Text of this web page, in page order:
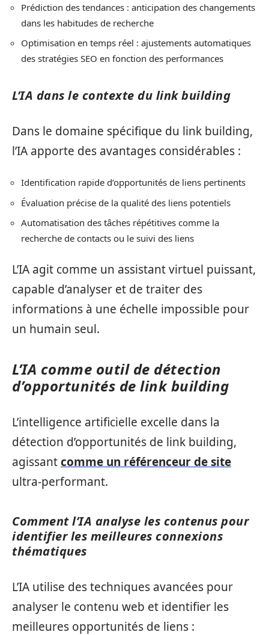
Prédiction des tendances : anticipation des changements
dans les habitudes de recherche
Optimisation en temps réel : ajustements automatiques
des stratégies SEO en fonction des performances
L’IA dans le contexte du link building
Dans le domaine spécifique du link building,
l’IA apporte des avantages considérables :
Identification rapide d’opportunités de liens pertinents
Évaluation précise de la qualité des liens potentiels
Automatisation des tâches répétitives comme la
recherche de contacts ou le suivi des liens
L’IA agit comme un assistant virtuel puissant,
capable d’analyser et de traiter des
informations à une échelle impossible pour
un humain seul.
L’IA comme outil de détection
d’opportunités de link building
L’intelligence artificielle excelle dans la
détection d’opportunités de link building,
agissantcomme un référenceur de site
ultra-performant.
Comment l’IA analyse les contenus pour
identifier les meilleures connexions
thématiques
L’IA utilise des techniques avancées pour
analyser le contenu web et identifier les
meilleures opportunités de liens :